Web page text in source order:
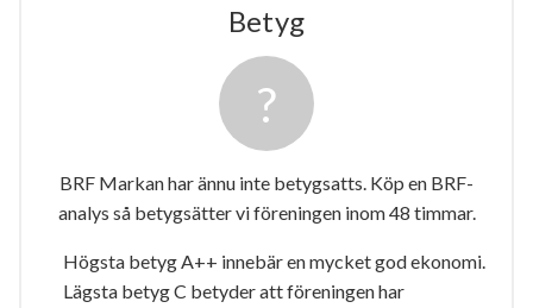
Betyg
BRF Markan har ännu inte betygsatts. Köp en BRF-
analys så betygsätter vi föreningen inom 48 timmar.
Högsta betyg A++ innebär en mycket god ekonomi.
Lägsta betyg C betyder att föreningen har